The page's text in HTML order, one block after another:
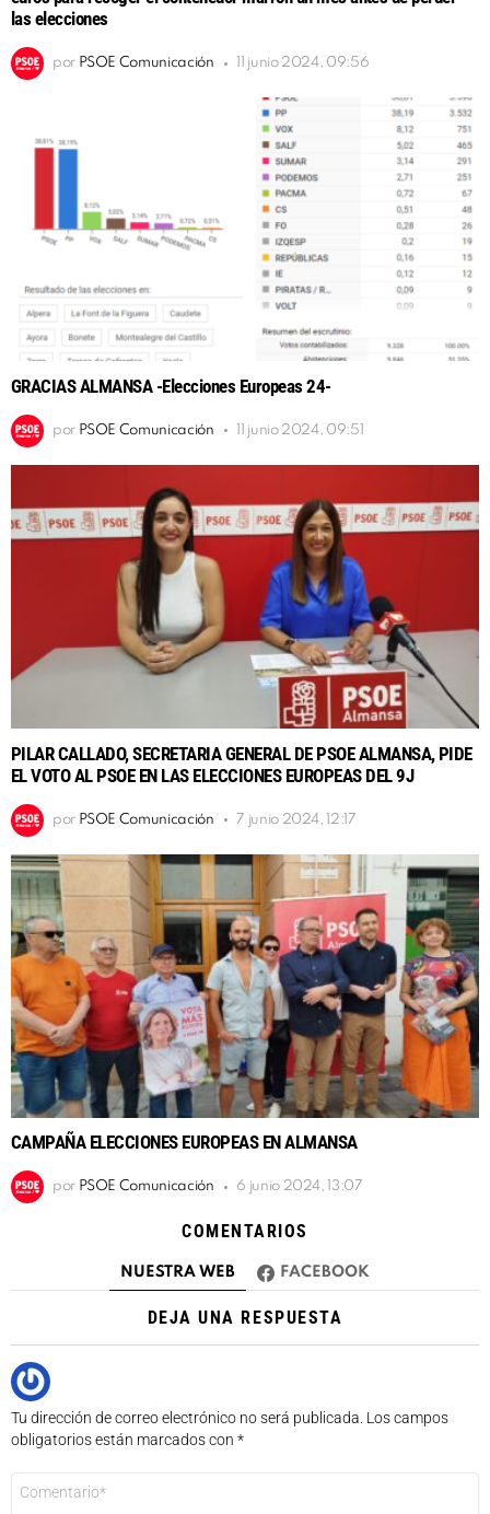
las elecciones
por PSOE Comunicación 11 junio 2024, 09:56
GRACIAS ALMANSA -Elecciones Europeas 24-
por PSOE Comunicación 11 junio 2024, 09:51
PILAR CALLADO, SECRETARIA GENERAL DE PSOE ALMANSA, PIDE
EL VOTO AL PSOE EN LAS ELECCIONES EUROPEAS DEL 9J
por PSOE Comunicación 7 junio 2024, 12:17
CAMPAÑA ELECCIONES EUROPEAS EN ALMANSA
por PSOE Comunicación 6 junio 2024, 13:07
COMENTARIOS
NUESTRA WEB FACEBOOK
DEJA UNA RESPUESTA
Tu dirección de correo electrónico no será publicada. Los campos
obligatorios están marcados con *